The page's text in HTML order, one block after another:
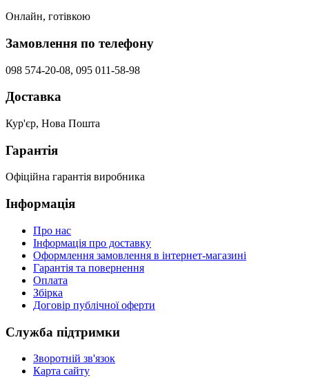
Онлайн, готівкою
Замовлення по телефону
098 574-20-08, 095 011-58-98
Доставка
Кур'єр, Нова Пошта
Гарантія
Офіційна гарантія виробника
Інформація
Про нас
Інформація про доставку
Оформлення замовлення в інтернет-магазині
Гарантія та повернення
Оплата
Збірка
Договір публічної оферти
Служба підтримки
Зворотній зв'язок
Карта сайту